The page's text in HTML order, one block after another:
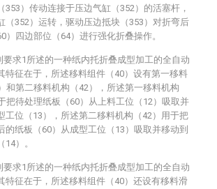
353）传动连接于压边气缸（352）的活塞杆，
（352）运转，驱动压边抵块（353）对折弯后
）四边部位（64）进行强化折叠操作。
要求1所述的一种纸内托折叠成型加工的全自动
特征在于，所述移料组件（40）设有第一移料
和第二移料机构（42），所述第一移料机构
把待处理纸板（60）从上料工位（12）吸取并
工位（13），所述第二移料机构（42）用于把
的纸板（60）从成型工位（13）吸取并移动到
14）。
要求1所述的一种纸内托折叠成型加工的全自动
特征在于，所述移料组件（40）还设有移料滑